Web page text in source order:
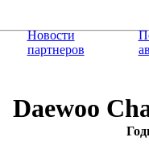
Новости
партнеров
Daewoo